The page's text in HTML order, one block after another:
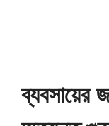
ব্যবসায়ের